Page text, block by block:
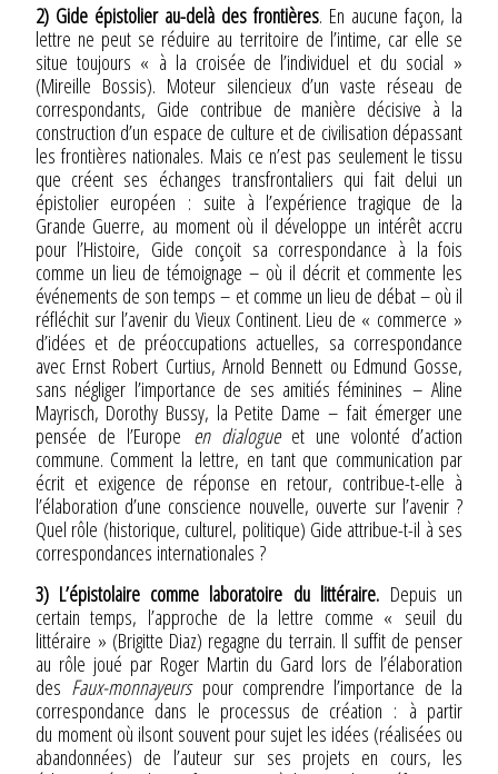
2) Gide épistolier au-delà des frontières. En aucune façon, la
lettre ne peut se réduire au territoire de l’intime, car elle se
situe toujours « à la croisée de l’individuel et du social »
(Mireille Bossis). Moteur silencieux d’un vaste réseau de
correspondants, Gide contribue de manière décisive à la
construction d’un espace de culture et de civilisation dépassant
les frontières nationales. Mais ce n’est pas seulement le tissu
que créent ses échanges transfrontaliers qui fait delui un
épistolier européen : suite à l’expérience tragique de la
Grande Guerre, au moment où il développe un intérêt accru
pour l’Histoire, Gide conçoit sa correspondance à la fois
comme un lieu de témoignage – où il décrit et commente les
événements de son temps – et comme un lieu de débat – où il
réfléchit sur l’avenir du Vieux Continent. Lieu de « commerce »
d’idées et de préoccupations actuelles, sa correspondance
avec Ernst Robert Curtius, Arnold Bennett ou Edmund Gosse,
sans négliger l’importance de ses amitiés féminines – Aline
Mayrisch, Dorothy Bussy, la Petite Dame – fait émerger une
pensée de l’Europe en dialogue et une volonté d’action
commune. Comment la lettre, en tant que communication par
écrit et exigence de réponse en retour, contribue-t-elle à
l’élaboration d’une conscience nouvelle, ouverte sur l’avenir ?
Quel rôle (historique, culturel, politique) Gide attribue-t-il à ses
correspondances internationales ?
3) L’épistolaire comme laboratoire du littéraire. Depuis un
certain temps, l’approche de la lettre comme « seuil du
littéraire » (Brigitte Diaz) regagne du terrain. Il suffit de penser
au rôle joué par Roger Martin du Gard lors de l’élaboration
des Faux-monnayeurs pour comprendre l’importance de la
correspondance dans le processus de création : à partir
du moment où ilsont souvent pour sujet les idées (réalisées ou
abandonnées) de l’auteur sur ses projets en cours, les